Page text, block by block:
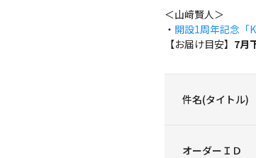
＜山﨑賢人＞
・ 開設1周年記念「
【お届け目安】 7月
件名(タイトル)
オーダーＩＤ